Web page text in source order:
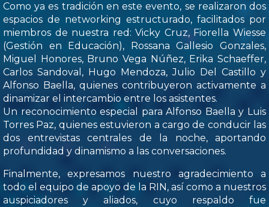
Como ya es tradición en este evento, se realizaron dos
espacios de networking estructurado, facilitados por
miembros de nuestra red: Vicky Cruz, Fiorella Wiesse
(Gestión en Educación), Rossana Gallesio Gonzales,
Miguel Honores, Bruno Vega Núñez, Erika Schaeffer,
Carlos Sandoval, Hugo Mendoza, Julio Del Castillo y
Alfonso Baella, quienes contribuyeron activamente a
dinamizar el intercambio entre los asistentes.
Un reconocimiento especial para Alfonso Baella y Luis
Torres Paz, quienes estuvieron a cargo de conducir las
dos entrevistas centrales de la noche, aportando
profundidad y dinamismo a las conversaciones.
Finalmente, expresamos nuestro agradecimiento a
todo el equipo de apoyo de la RIN, así como a nuestros
auspiciadores y aliados, cuyo respaldo fue